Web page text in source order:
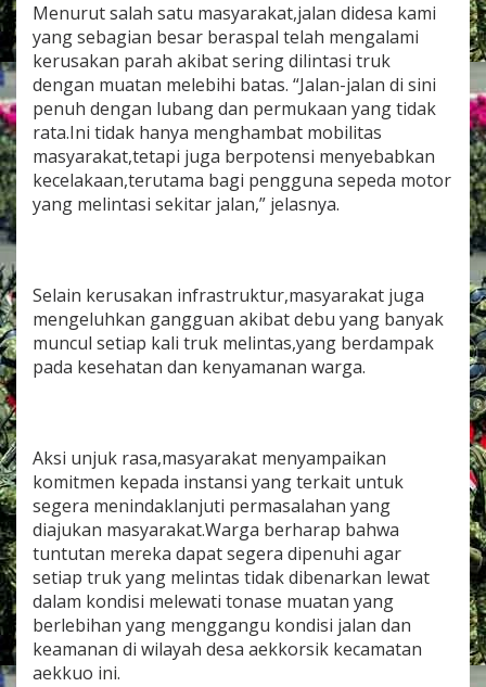
n
g
g
i
r
j
a
l
a
n
,
a
r
A
k
s
u
k
R
a
s
a
,
T
o
a
Menurut salah satu masyarakat,jalan didesa kami
yang sebagian besar beraspal telah mengalami
kerusakan parah akibat sering dilintasi truk
dengan muatan melebihi batas. “Jalan-jalan di sini
penuh dengan lubang dan permukaan yang tidak
rata.Ini tidak hanya menghambat mobilitas
masyarakat,tetapi juga berpotensi menyebabkan
kecelakaan,terutama bagi pengguna sepeda motor
yang melintasi sekitar jalan,” jelasnya.
Selain kerusakan infrastruktur,masyarakat juga
mengeluhkan gangguan akibat debu yang banyak
muncul setiap kali truk melintas,yang berdampak
pada kesehatan dan kenyamanan warga.
Aksi unjuk rasa,masyarakat menyampaikan
komitmen kepada instansi yang terkait untuk
segera menindaklanjuti permasalahan yang
diajukan masyarakat.Warga berharap bahwa
tuntutan mereka dapat segera dipenuhi agar
setiap truk yang melintas tidak dibenarkan lewat
dalam kondisi melewati tonase muatan yang
berlebihan yang menggangu kondisi jalan dan
keamanan di wilayah desa aekkorsik kecamatan
aekkuo ini.